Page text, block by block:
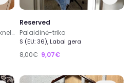
Balta, languota, vasarinė suknelė
Reserved
Palaidinė-triko
S (EU: 36), Labai gera
8,00€ 9,07€